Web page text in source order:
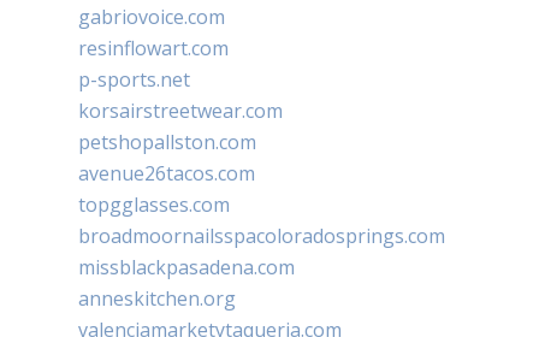
gabriovoice.com
resinflowart.com
p-sports.net
korsairstreetwear.com
petshopallston.com
avenue26tacos.com
topgglasses.com
broadmoornailsspacoloradosprings.com
missblackpasadena.com
anneskitchen.org
valenciamarketytaqueria.com